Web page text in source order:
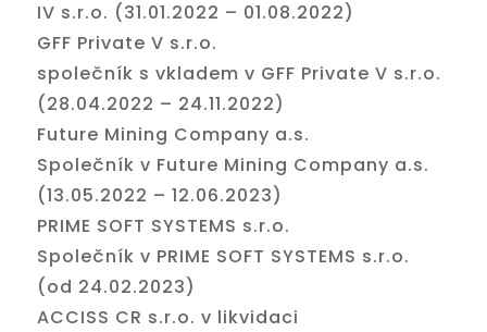
IV s.r.o. (31.01.2022 – 01.08.2022)
GFF Private V s.r.o.
společník s vkladem v GFF Private V s.r.o.
(28.04.2022 – 24.11.2022)
Future Mining Company a.s.
Společník v Future Mining Company a.s.
(13.05.2022 – 12.06.2023)
PRIME SOFT SYSTEMS s.r.o.
Společník v PRIME SOFT SYSTEMS s.r.o.
(od 24.02.2023)
ACCISS CR s.r.o. v likvidaci